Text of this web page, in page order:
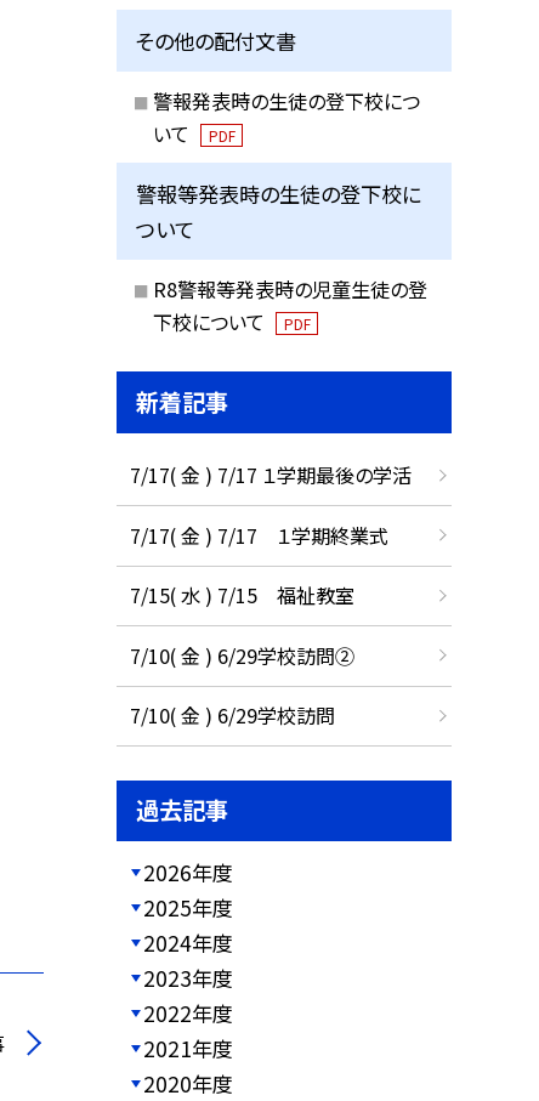
その他の配付文書
警報発表時の生徒の登下校につ
いて
PDF
警報等発表時の生徒の登下校に
ついて
R8警報等発表時の児童生徒の登
下校について
PDF
新着記事
7/17( 金 ) 7/17 １学期最後の学活
7/17( 金 ) 7/17 １学期終業式
7/15( 水 ) 7/15 福祉教室
7/10( 金 ) 6/29学校訪問②
7/10( 金 ) 6/29学校訪問
過去記事
2026年度
2025年度
2024年度
2023年度
2022年度
2021年度
2020年度